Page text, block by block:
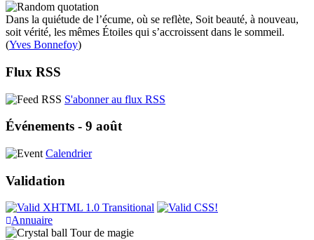
Dans la quiétude de l’écume, où se reflète, Soit beauté, à nouveau,
soit vérité, les mêmes Étoiles qui s’accroissent dans le sommeil.
(​Yves Bonnefoy)
Flux RSS
S'abonner au flux RSS
Événements - 9 août
Calendrier
Validation
Annuaire
Tour de magie